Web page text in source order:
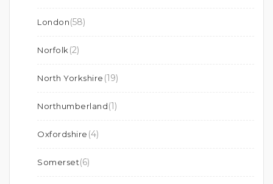
London(58)
Norfolk (2)
North Yorkshire (19)
Northumberland(1)
Oxfordshire (4)
Somerset(6)